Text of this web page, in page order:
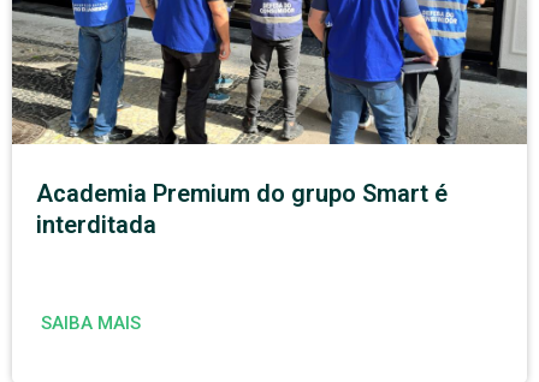
Academia Premium do grupo Smart é
interditada
SAIBA MAIS